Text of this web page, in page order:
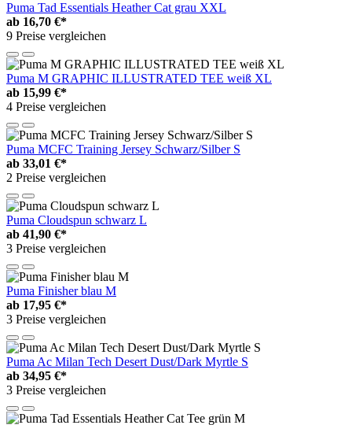
Puma Tad Essentials Heather Cat grau XXL
ab 16,70 €*
9 Preise vergleichen
Puma M GRAPHIC ILLUSTRATED TEE weiß XL
ab 15,99 €*
4 Preise vergleichen
Puma MCFC Training Jersey Schwarz/Silber S
ab 33,01 €*
2 Preise vergleichen
Puma Cloudspun schwarz L
ab 41,90 €*
3 Preise vergleichen
Puma Finisher blau M
ab 17,95 €*
3 Preise vergleichen
Puma Ac Milan Tech Desert Dust/Dark Myrtle S
ab 34,95 €*
3 Preise vergleichen